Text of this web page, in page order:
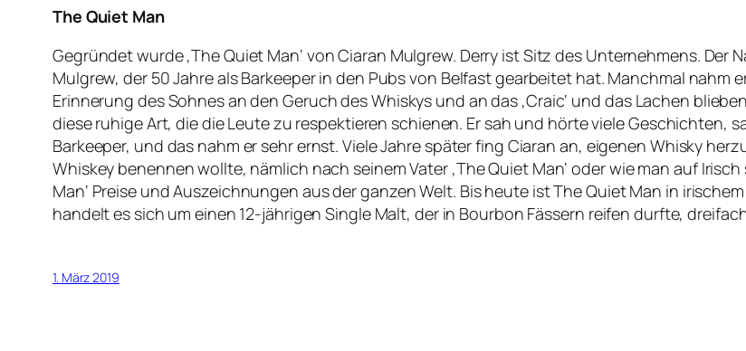
The Quiet Man
Gegründet wurde ‚The Quiet Man‘ von Ciaran Mulgrew. Derry ist Sitz des Unternehmens. Der
Mulgrew, der 50 Jahre als Barkeeper in den Pubs von Belfast gearbeitet hat. Manchmal nahm
Erinnerung des Sohnes an den Geruch des Whiskys und an das ‚Craic‘ und das Lachen
diese ruhige Art, die die Leute zu respektieren schienen. Er sah und hörte viele Geschichten,
Barkeeper, und das nahm er sehr ernst. Viele Jahre später fing Ciaran an, eigenen Whisky
Whiskey benennen wollte, nämlich nach seinem Vater ‚The Quiet Man‘ oder wie man auf
Man‘ Preise und Auszeichnungen aus der ganzen Welt. Bis heute ist The Quiet Man in
handelt es sich um einen 12-jährigen Single Malt, der in Bourbon Fässern reifen durfte,
1. März 2019